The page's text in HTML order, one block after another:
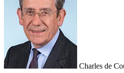
Charles de